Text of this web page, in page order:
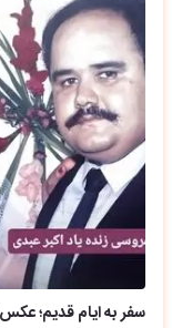
سفر به ایام قدیم؛ عکس